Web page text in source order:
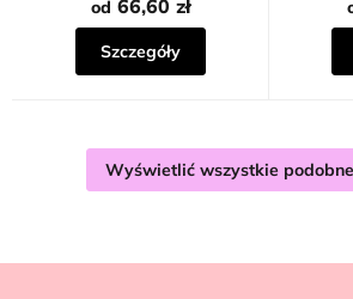
od 66,60 zł
Szczegóły
Wyświetlić wszystkie